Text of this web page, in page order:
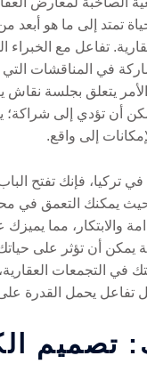
تمتد إلى ما هو
تفاعل مع
في المناقشات التي
يتعلق بجلسة نقاش
أن تؤدي إلى
إلى واقع.
في تركيا، فإنك تفتح
يمكنك التعمق في
والابتكار، مما
في التجمعات
كل تفاعل يحمل القدرة
تصميم